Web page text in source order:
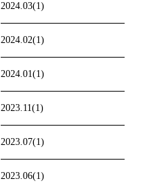
2024.03(1)
2024.02(1)
2024.01(1)
2023.11(1)
2023.07(1)
2023.06(1)